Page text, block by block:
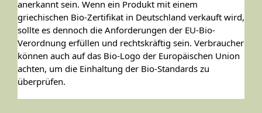
anerkannt sein. Wenn ein Produkt mit einem
griechischen Bio-Zertifikat in Deutschland verkauft wird,
sollte es dennoch die Anforderungen der EU-Bio-
Verordnung erfüllen und rechtskräftig sein. Verbraucher
können auch auf das Bio-Logo der Europäischen Union
achten, um die Einhaltung der Bio-Standards zu
überprüfen.